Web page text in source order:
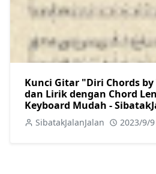
Kunci Gitar "Diri Chords
dan Lirik dengan Chord
Keyboard Mudah -
SibatakJalanJalan 2023/9/9